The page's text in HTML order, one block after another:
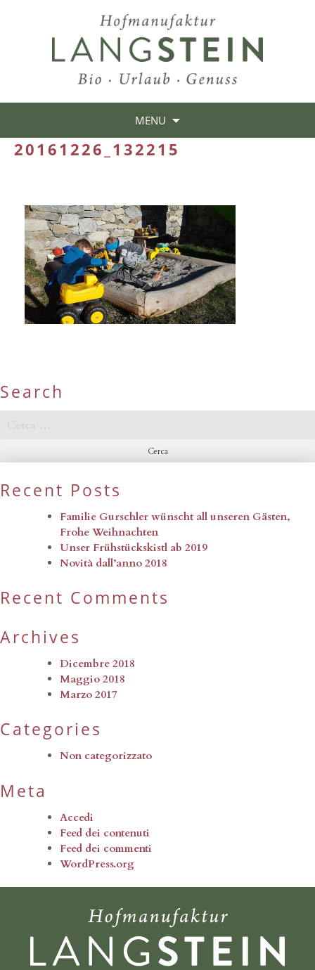
MENU
20161226_132215
Search
Ricerca
per:
Recent Posts
Familie Gurschler wünscht all unseren Gästen,
Frohe Weihnachten
Unser Frühstückskistl ab 2019
Novità dall’anno 2018
Recent Comments
Archives
Dicembre 2018
Maggio 2018
Marzo 2017
Categories
Non categorizzato
Meta
Accedi
Feed dei contenuti
Feed dei commenti
WordPress.org